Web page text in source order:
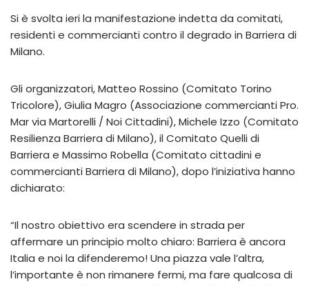
Si è svolta ieri la manifestazione indetta da comitati,
residenti e commercianti contro il degrado in Barriera di
Milano.
Gli organizzatori, Matteo Rossino (Comitato Torino
Tricolore), Giulia Magro (Associazione commercianti Pro.
Mar via Martorelli / Noi Cittadini), Michele Izzo (Comitato
Resilienza Barriera di Milano), il Comitato Quelli di
Barriera e Massimo Robella (Comitato cittadini e
commercianti Barriera di Milano), dopo l’iniziativa hanno
dichiarato:
“Il nostro obiettivo era scendere in strada per
affermare un principio molto chiaro: Barriera è ancora
Italia e noi la difenderemo! Una piazza vale l’altra,
l’importante è non rimanere fermi, ma fare qualcosa di